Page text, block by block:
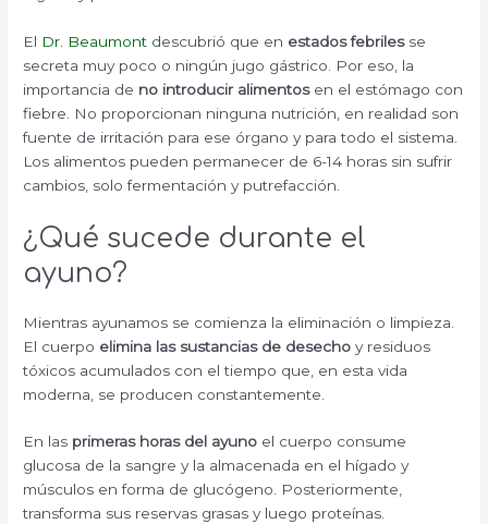
El Dr. Beaumont descubrió que en estados febrilesse
secreta muy poco o ningún jugo gástrico. Por eso, la
importancia de no introducir alimentosen el estómago con
fiebre. No proporcionan ninguna nutrición, en realidad son
fuente de irritación para ese órgano y para todo el sistema.
Los alimentos pueden permanecer de 6-14 horas sin sufrir
cambios, solo fermentación y putrefacción.
¿Qué sucede durante el
ayuno?
Mientras ayunamos se comienza la eliminación o limpieza.
El cuerpo elimina las sustancias de desecho y residuos
tóxicos acumulados con el tiempo que, en esta vida
moderna, se producen constantemente.
En las primeras horas del ayuno el cuerpo consume
glucosa de la sangre y la almacenada en el hígado y
músculos en forma de glucógeno. Posteriormente,
transforma sus reservas grasas y luego proteínas.